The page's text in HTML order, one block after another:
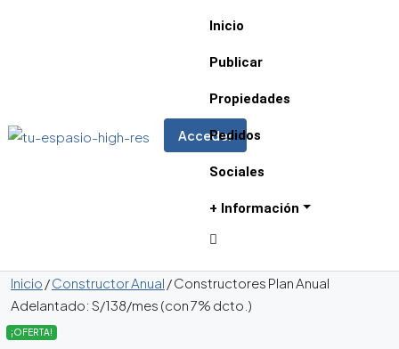
Acceder
Inicio
Publicar
Propiedades
Pedidos
Sociales
+ Información
Inicio /Constructor Anual / Constructores Plan Anual
Adelantado: S/138/mes (con 7% dcto.)
¡OFERTA!